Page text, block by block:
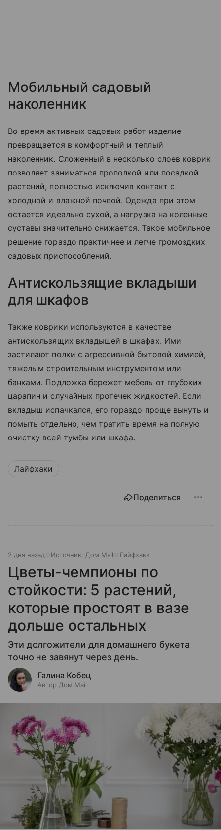
Мобильный садовый
наколенник
Во время активных садовых работ изделие
превращается в комфортный и теплый
наколенник. Сложенный в несколько слоев коврик
позволяет заниматься прополкой или посадкой
растений, полностью исключив контакт с
холодной и влажной почвой. Одежда при этом
остается идеально сухой, а нагрузка на коленные
суставы значительно снижается. Такое мобильное
решение гораздо практичнее и легче громоздких
садовых приспособлений.
Антискользящие вкладыши
для шкафов
Также коврики используются в качестве
антискользящих вкладышей в шкафах. Ими
застилают полки с агрессивной бытовой химией,
тяжелым строительным инструментом или
банками. Подложка бережет мебель от глубоких
царапин и случайных протечек жидкостей. Если
вкладыш испачкался, его гораздо проще вынуть и
помыть отдельно, чем тратить время на полную
очистку всей тумбы или шкафа.
Лайфхаки
Поделиться
2 дня назад Источник: Дом Mail Лайфхаки
Цветы-чемпионы по
стойкости: 5 растений,
которые простоят в вазе
дольше остальных
Эти долгожители для домашнего букета
точно не завянут через день.
Галина Кобец
Автор Дом Mail